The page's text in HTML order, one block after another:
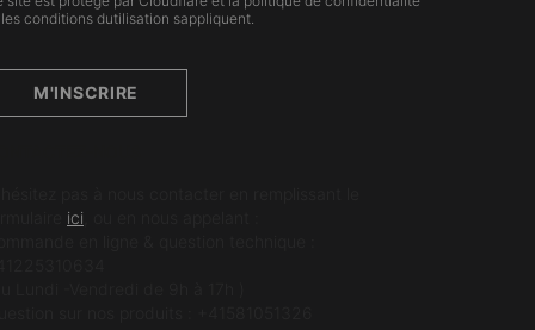
conditions dutilisation sappliquent.
M'INSCRIRE
ici